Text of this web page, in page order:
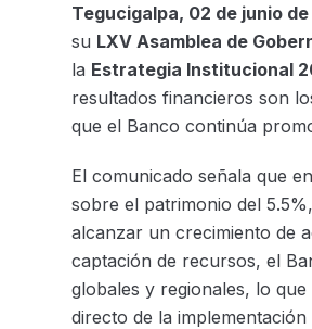
Tegucigalpa, 02 de junio
su LXV Asamblea de
la Estrategia Institucional
resultados financieros son
que el Banco continúa
El comunicado señala que
sobre el patrimonio del
alcanzar un crecimiento de
captación de recursos, el
globales y regionales, lo
directo de la